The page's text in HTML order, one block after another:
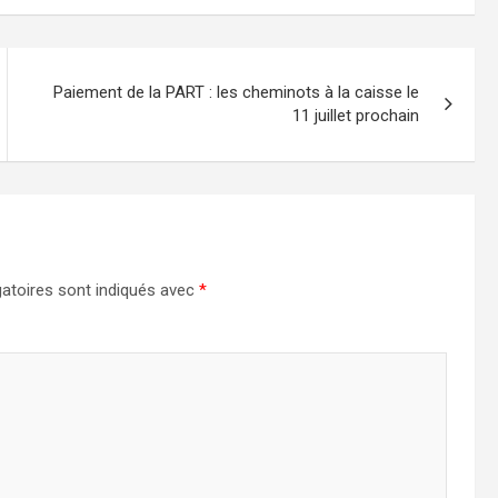
Paiement de la PART : les cheminots à la caisse le
11 juillet prochain
sont indiqués avec *